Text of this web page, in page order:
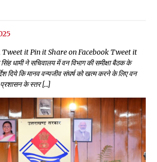
Tweet it Pin it Share on Facebook Tweet it
धामी ने सचिवालय में वन विभाग की समीक्षा बैठक के
दिये कि मानव वन्यजीव संघर्ष को खत्म करने के लिए वन
के स्तर […]